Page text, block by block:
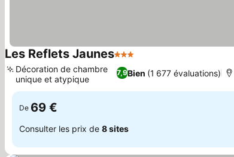
Les Reflets Jaunes3 Étoiles
7,9Bien (1 677 évaluations)
Décoration de chambre
unique et atypique
De 69 €
Consulter les prix de 8 sites